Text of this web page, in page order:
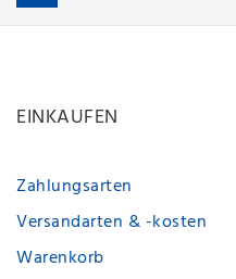
EINKAUFEN
Zahlungsarten
Versandarten & -kosten
Warenkorb